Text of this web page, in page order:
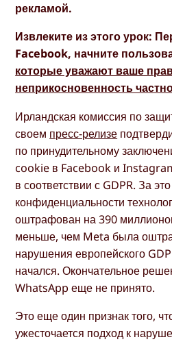
рекламой.
Извлеките из этого урок:
Facebook, начните
которые уважают ваше
неприкосновенность
Ирландская комиссия по
своем пресс-релизе
по принудительному
cookie в Facebook и
в соответствии с GDPR. За
конфиденциальности
оштрафован на 390
меньше, чем Meta была
нарушения европейского
начался. Окончательное
WhatsApp еще не принято.
Это еще один признак того,
ужесточается подход к